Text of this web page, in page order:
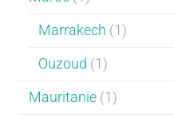
Marrakech (1)
Ouzoud (1)
Mauritanie (1)